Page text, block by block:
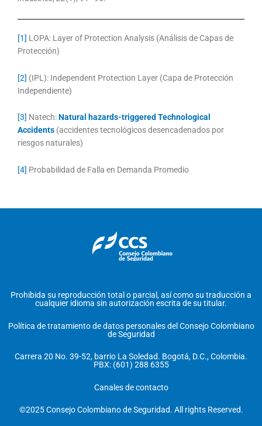
[1] LOPA: Layer of Protection Analysis (Análisis de Capas de
Protección)
[2] (IPL): Independent Protection Layer (Capa de Protección
Independiente)
[3] Natech:Natural hazards-triggered Technological
Accidents (accidentes tecnológicos desencadenados por
riesgos naturales)
[4] Probabilidad de Falla en Demanda Promedio
Prohibida su reproducción total o parcial, así como su traducción a
cualquier idioma sin autorización escrita de su titular.
Política de tratamiento de datos personales del Consejo Colombiano
de Seguridad
Carrera 20 No. 39-52, barrio La Soledad. Bogotá, D.C., Colombia.
PBX: (601) 288 6355
Canales de contacto
©2025 Consejo Colombiano de Seguridad. All rights Reserved.